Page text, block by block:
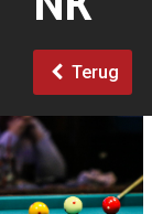
Terug